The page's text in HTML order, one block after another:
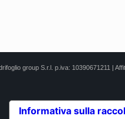
group S.r.l. p.iva: 10390671211 |
Informativa sulla